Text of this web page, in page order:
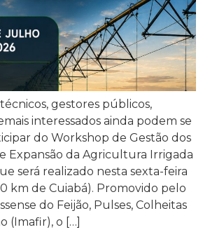
gestores públicos,
interessados ainda podem se
do Workshop de Gestão dos
Expansão da Agricultura Irrigada
será realizado nesta sexta-feira
km de Cuiabá). Promovido pelo
do Feijão, Pulses, Colheitas
(Imafir), o […]